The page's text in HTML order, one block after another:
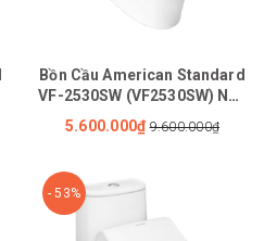
Bồn Cầu American Standard
VF-2530SW (VF2530SW) Nắp
Rửa Cơ M4A839
5.600.000₫ 9.600.000₫
- 53%